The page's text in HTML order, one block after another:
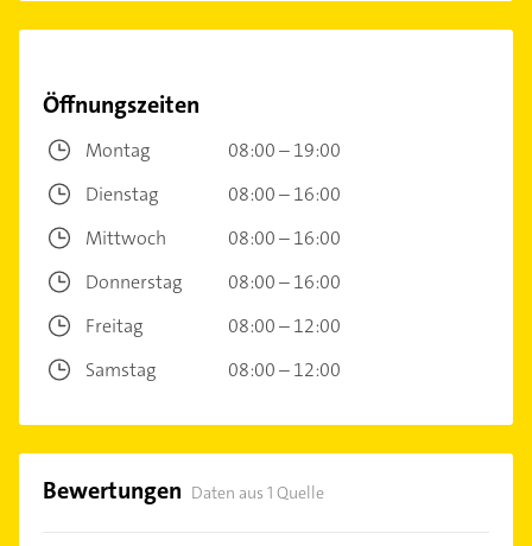
Öffnungszeiten
Montag
08:00 – 19:00
Dienstag
08:00 – 16:00
Mittwoch
08:00 – 16:00
Donnerstag
08:00 – 16:00
Freitag
08:00 – 12:00
Samstag
08:00 – 12:00
Bewertungen Daten aus 1 Quelle